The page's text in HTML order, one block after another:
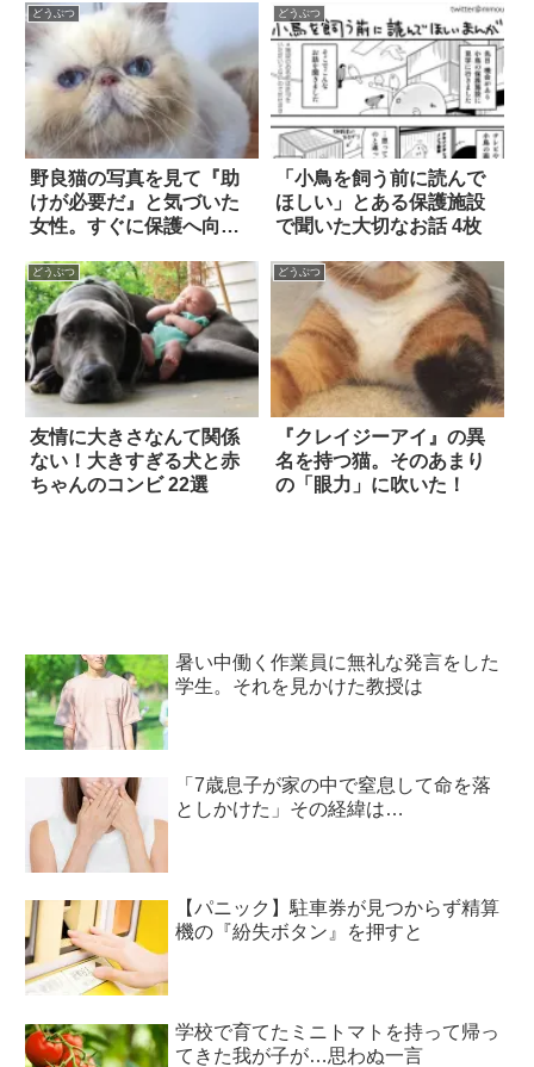
どうぶつ
野良猫の写真を見て『助
けが必要だ』と気づいた
女性。すぐに保護へ向か
どうぶつ
「小鳥を飼う前に読んで
ほしい」とある保護施設
で聞いた大切なお話 4枚
どうぶつ
友情に大きさなんて関係
ない！大きすぎる犬と赤
ちゃんのコンビ 22選
どうぶつ
『クレイジーアイ』の異
名を持つ猫。そのあまり
の「眼力」に吹いた！
暑い中働く作業員に無礼な発言をした
学生。それを見かけた教授は
「7歳息子が家の中で窒息して命を落
としかけた」その経緯は…
【パニック】駐車券が見つからず精算
機の『紛失ボタン』を押すと
学校で育てたミニトマトを持って帰っ
てきた我が子が…思わぬ一言